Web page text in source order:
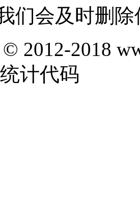
们会及时删
2012-2018
计代码